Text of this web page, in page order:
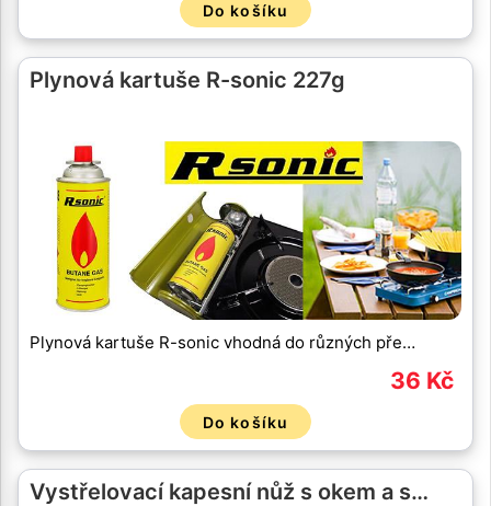
Do košíku
Plynová kartuše R-sonic 227g
Plynová kartuše R-sonic vhodná do různých pře…
36 Kč
Do košíku
Vystřelovací kapesní nůž s okem a s…